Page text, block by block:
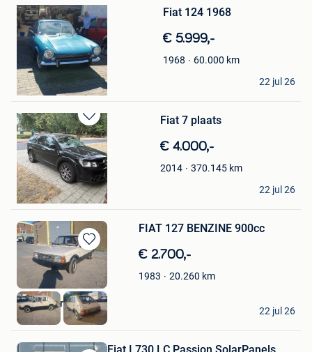
Mijn
Favorieten
Fiat 124 1968
€ 5.999,-
1968 60.000 km
Pellegrino Greco
Chatelet
22 jul 26
Bewaren
in
Mijn
Favorieten
Fiat 7 plaats
€ 4.000,-
2014 370.145 km
Maria
Roeselare
22 jul 26
Bewaren
in
Mijn
Favorieten
FIAT 127 BENZINE 900cc
€ 2.700,-
1983 20.260 km
Sutera Cars
Maurage
22 jul 26
Fiat I 730 LC Passion SolarPanels